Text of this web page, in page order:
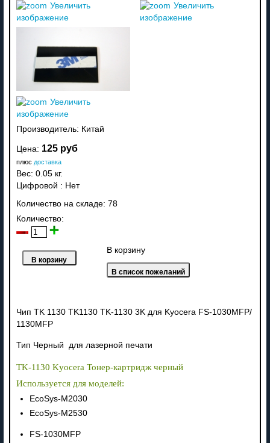
Увеличить
изображение
Увеличить
изображение
Увеличить
изображение
Производитель: Китай
Цена: 125 руб
плюс доставка
Вес: 0.05 кг.
Цифровой : Нет
Количество на складе: 78
Количество:
В корзину
Чип TK 1130 TK1130 TK-1130 3K для Kyocera FS-1030MFP/
1130MFP
Тип Черный для лазерной печати
TK-1130 Kyocera Тонер-картридж черный
Используется для моделей:
EcoSys-M2030
EcoSys-M2530
FS-1030MFP